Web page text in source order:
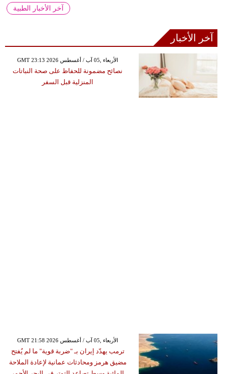
آخر الأخبار الطبية
آخر الأخبار
GMT 23:13 2026 الأربعاء ,05 آب / أغسطس
نصائح مضمونة للحفاظ على صحة النباتات
المنزلية قبل السفر
GMT 21:58 2026 الأربعاء ,05 آب / أغسطس
ترمب يهدّد إيران بـ "ضربة قوية" ما لم يُفتح
مضيق هرمز ومحادثات عمانية لإعادة الملاحة